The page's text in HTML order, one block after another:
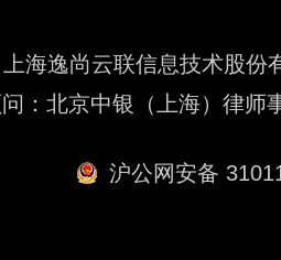
上海逸尚云联信息技术股
：北京中银（上海）律师
沪公网安备